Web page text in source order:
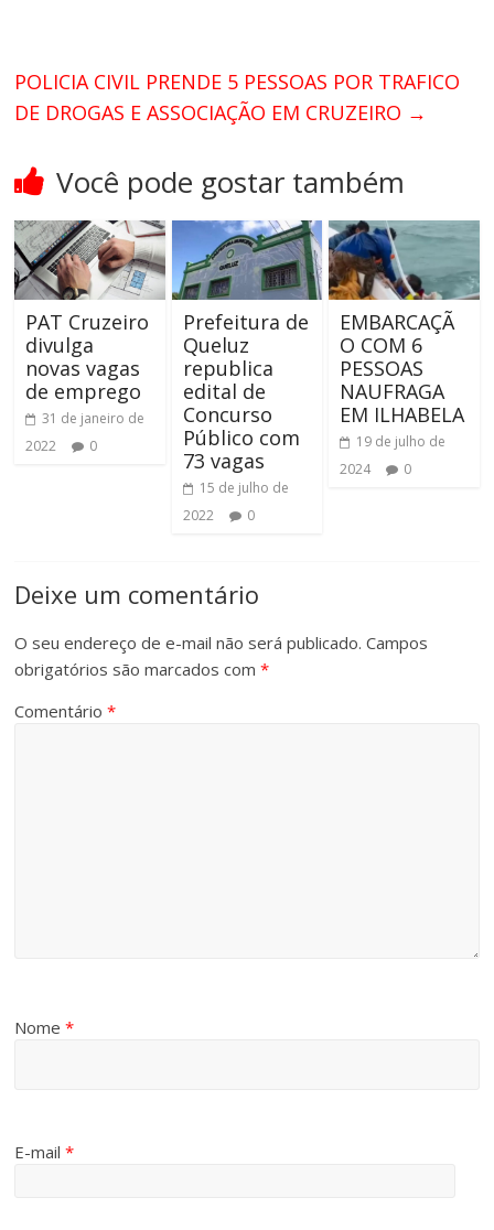
POLICIA CIVIL PRENDE 5 PESSOAS POR TRAFICO
DE DROGAS E ASSOCIAÇÃO EM CRUZEIRO →
Você pode gostar também
PAT Cruzeiro
divulga
novas vagas
de emprego
31 de janeiro de
2022
0
Prefeitura de
Queluz
republica
edital de
Concurso
Público com
73 vagas
15 de julho de
2022
0
EMBARCAÇÃ
O COM 6
PESSOAS
NAUFRAGA
EM ILHABELA
19 de julho de
2024
0
Deixe um comentário
O seu endereço de e-mail não será publicado. Campos
obrigatórios são marcados com*
Comentário*
Nome*
E-mail*